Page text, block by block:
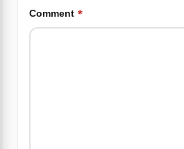
Comment *